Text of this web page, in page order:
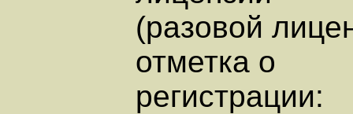
(разовой
отметка о
регистрации: